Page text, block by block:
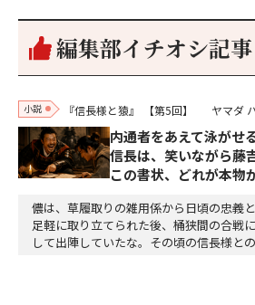
編集部イチオシ記事
小説 『信長様と猿』 【第5回】 ヤマダ
内通者をあえて泳がせ
信長は、笑いながら藤
この書状、どれが本物
儂は、草履取りの雑用係から日頃の忠義
足軽に取り立てられた後、桶狭間の合戦
して出陣していたな。その頃の信長様と